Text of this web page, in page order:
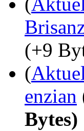
(+9
(
enzian
Bytes)